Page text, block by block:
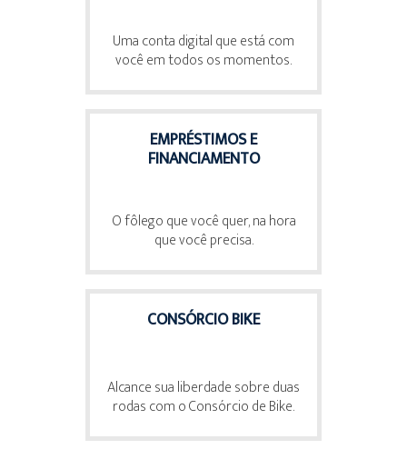
Uma conta digital que está com
você em todos os momentos.
EMPRÉSTIMOS E
FINANCIAMENTO
O fôlego que você quer, na hora
que você precisa.
CONSÓRCIO BIKE
Alcance sua liberdade sobre duas
rodas com o Consórcio de Bike.